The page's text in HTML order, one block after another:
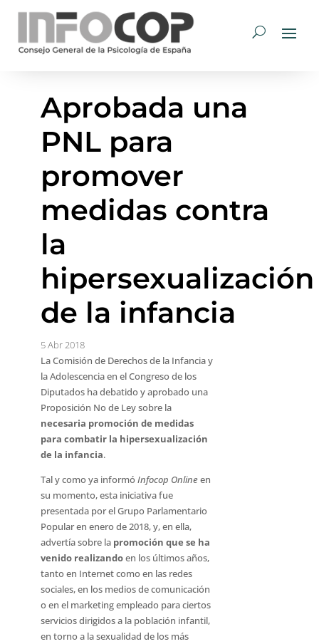
Aprobada una
PNL para
promover
medidas contra
la
hipersexualización
de la infancia
5 Abr 2018
La Comisión de Derechos de la Infancia y
la Adolescencia en el Congreso de los
Diputados ha debatido y aprobado una
Proposición No de Ley sobre la
necesaria promoción de medidas
para combatir la hipersexualización
de la infancia.
Tal y como ya informóInfocop Onlineen
su momento, esta iniciativa fue
presentada por el Grupo Parlamentario
Popular en enero de 2018, y, en ella,
advertía sobre la promoción que se ha
venido realizandoen los últimos años,
tanto en Internet como en las redes
sociales, en los medios de comunicación
o en el marketing empleado para ciertos
servicios dirigidos a la población infantil,
en torno a la sexualidad de los más